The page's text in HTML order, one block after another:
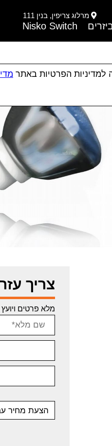
מרלוג צריפין, בנין 111
Nisko Switch
צריך
מלא פרטים
הצעת מחיר
הפרטיות באתר